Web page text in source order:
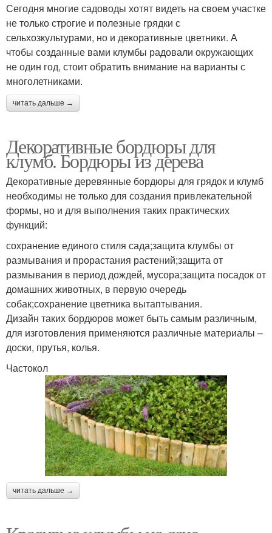
Сегодня многие садоводы хотят видеть на своем участке
не только строгие и полезные грядки с
сельхозкультурами, но и декоративные цветники. А
чтобы созданные вами клумбы радовали окружающих
не один год, стоит обратить внимание на варианты с
многолетниками.
читать дальше →
Декоративные бордюры для
клумб. Бордюры из дерева
Декоративные деревянные бордюры для грядок и клумб
необходимы не только для создания привлекательной
формы, но и для выполнения таких практических
функций:
сохранение единого стиля сада;защита клумбы от
размывания и прорастания растений;защита от
размывания в период дождей, мусора;защита посадок от
домашних животных, в первую очередь
собак;сохранение цветника вытаптывания.
Дизайн таких бордюров может быть самым различным,
для изготовления применяются различные материалы –
доски, прутья, колья.
Частокол
читать дальше →